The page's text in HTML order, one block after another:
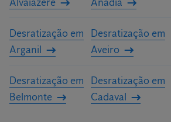
Desratização em
Arganil
Desratização em
Aveiro
Desratização em
Belmonte
Desratização em
Cadaval